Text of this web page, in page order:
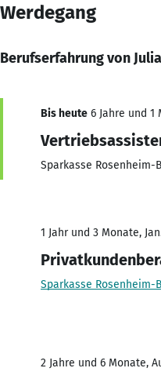
Werdegang
Berufserfahrung von
Bis heute 6 Jahre und 1
Sparkasse Rosenheim-
1 Jahr und 3 Monate,
Sparkasse Rosenheim-
2 Jahre und 6 Monate,